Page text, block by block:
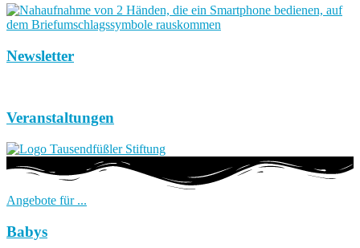
Newsletter
Veranstaltungen
Angebote für ...
Babys